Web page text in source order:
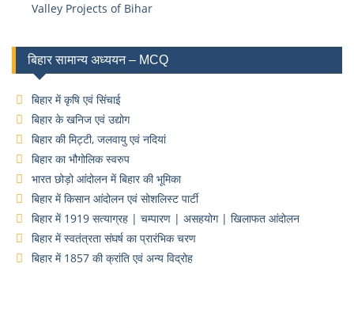
Valley Projects of Bihar
बिहार सामान्य अध्ययन – MCQ
बिहार में कृषि एवं सिंचाई
बिहार के खनिज एवं उद्योग
बिहार की मिट्टी, जलवायु एवं नदियां
बिहार का भौगोलिक स्वरुप
भारत छोड़ो आंदोलन में बिहार की भूमिका
बिहार में किसान आंदोलन एवं सोशलिस्ट पार्टी
बिहार में 1919 सत्याग्रह | चम्पारण | असहयोग | खिलाफत आंदोलन
बिहार में स्वतंत्रता संघर्ष का प्रारंभिक चरण
बिहार में 1857 की क्रांति एवं अन्य विद्रोह